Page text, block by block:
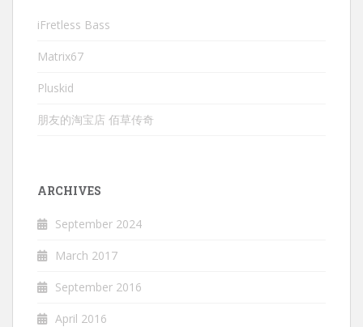
iFretless Bass
Matrix67
Pluskid
朋友的淘宝店 佰草传奇
ARCHIVES
September 2024
March 2017
September 2016
April 2016